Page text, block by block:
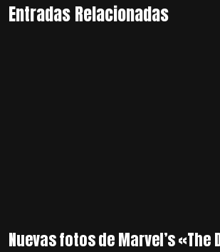
Entradas Relacionadas
Nuevas fotos de Marvel’s «The